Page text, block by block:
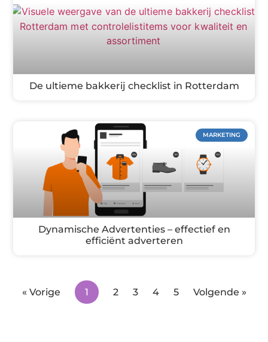
De ultieme bakkerij checklist in Rotterdam
MARKETING
Dynamische Advertenties – effectief en
efficiënt adverteren
« Vorige 1 2 3 4 5 Volgende »